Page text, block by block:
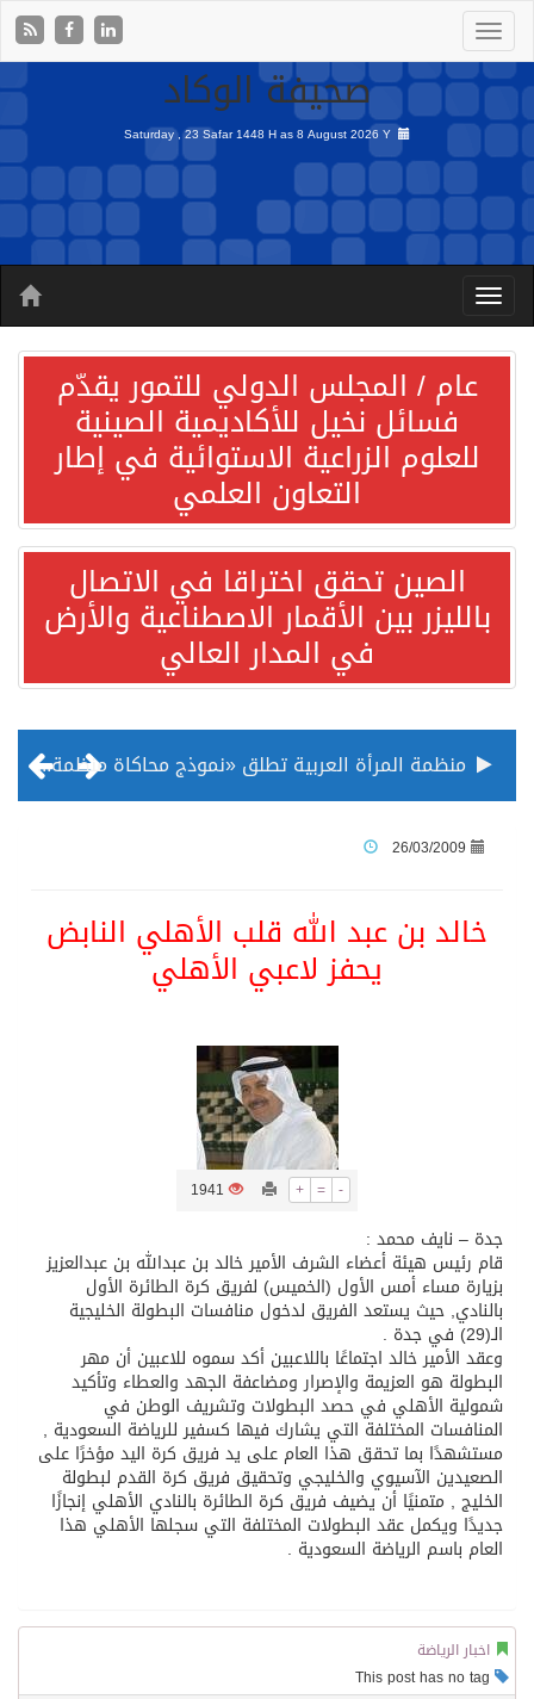
صحيفة الوكاد
Saturday , 23 Safar 1448 H as8 August 2026 Y
عام / المجلس الدولي للتمور يقدّم
فسائل نخيل للأكاديمية الصينية
للعلوم الزراعية الاستوائية في إطار
التعاون العلمي
الصين تحقق اختراقا في الاتصال
بالليزر بين الأقمار الاصطناعية والأرض
في المدار العالي
منظمة المرأة العربية تطلق «نموذج محاكاة منظمة المرأة العربية للشباب» بمشاركة 10 دول عربية..غدًا
ثلة من الضابطات في الجييش الكويتي
كسوة الكعبة تعتلي البيت العتيق
26/03/2009
خالد بن عبد الله قلب الأهلي النابض
يحفز لاعبي الأهلي
+ = -
1941
جدة – نايف محمد :
قام رئيس هيئة أعضاء الشرف الأمير خالد بن عبدالله بن عبدالعزيز
بزيارة مساء أمس الأول (الخميس) لفريق كرة الطائرة الأول
بالنادي, حيث يستعد الفريق لدخول منافسات البطولة الخليجية
الـ(29) في جدة .
وعقد الأمير خالد اجتماعًا باللاعبين أكد سموه للاعبين أن مهر
البطولة هو العزيمة والإصرار ومضاعفة الجهد والعطاء وتأكيد
شمولية الأهلي في حصد البطولات وتشريف الوطن في
المنافسات المختلفة التي يشارك فيها كسفير للرياضة السعودية ,
مستشهدًا بما تحقق هذا العام على يد فريق كرة اليد مؤخرًا على
الصعيدين الآسيوي والخليجي وتحقيق فريق كرة القدم لبطولة
الخليج , متمنيًا أن يضيف فريق كرة الطائرة بالنادي الأهلي إنجازًا
جديدًا ويكمل عقد البطولات المختلفة التي سجلها الأهلي هذا
العام باسم الرياضة السعودية .
اخبار الرياضة